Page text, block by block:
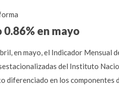
en mayo
en mayo, el Indicador
del Instituto
diferenciado en los componentes